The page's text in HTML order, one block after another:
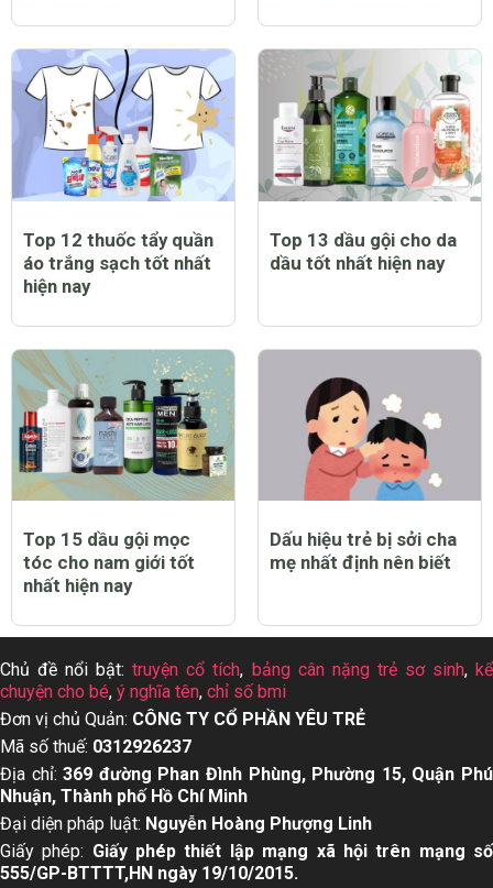
Top 12 thuốc tẩy quần
áo trắng sạch tốt nhất
hiện nay
Top 13 dầu gội cho da
dầu tốt nhất hiện nay
Top 15 dầu gội mọc
tóc cho nam giới tốt
nhất hiện nay
Dấu hiệu trẻ bị sởi cha
mẹ nhất định nên biết
Chủ đề nổi bật:truyện cổ tích, bảng cân nặng trẻ sơ sinh, kể
chuyện cho bé, ý nghĩa tên, chỉ số bmi
Đơn vị chủ Quản: CÔNG TY CỔ PHẦN YÊU TRẺ
Mã số thuế: 0312926237
Địa chỉ:369 đường Phan Đình Phùng, Phường 15, Quận Phú
Nhuận, Thành phố Hồ Chí Minh
Đại diện pháp luật: Nguyễn Hoàng Phượng Linh
Giấy phép: Giấy phép thiết lập mạng xã hội trên mạng số
555/GP-BTTTT,HN ngày 19/10/2015.